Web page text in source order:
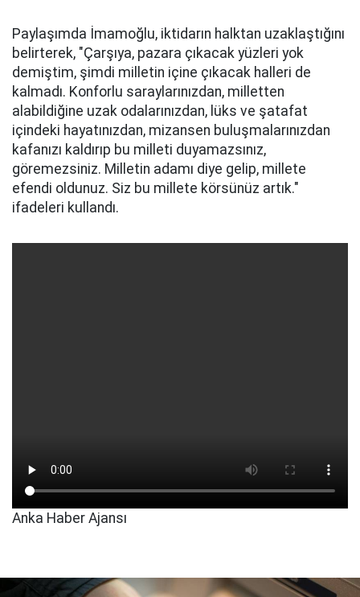
Paylaşımda İmamoğlu, iktidarın halktan uzaklaştığını
belirterek, "Çarşıya, pazara çıkacak yüzleri yok
demiştim, şimdi milletin içine çıkacak halleri de
kalmadı. Konforlu saraylarınızdan, milletten
alabildiğine uzak odalarınızdan, lüks ve şatafat
içindeki hayatınızdan, mizansen buluşmalarınızdan
kafanızı kaldırıp bu milleti duyamazsınız,
göremezsiniz. Milletin adamı diye gelip, millete
efendi oldunuz. Siz bu millete körsünüz artık."
ifadeleri kullandı.
Anka Haber Ajansı